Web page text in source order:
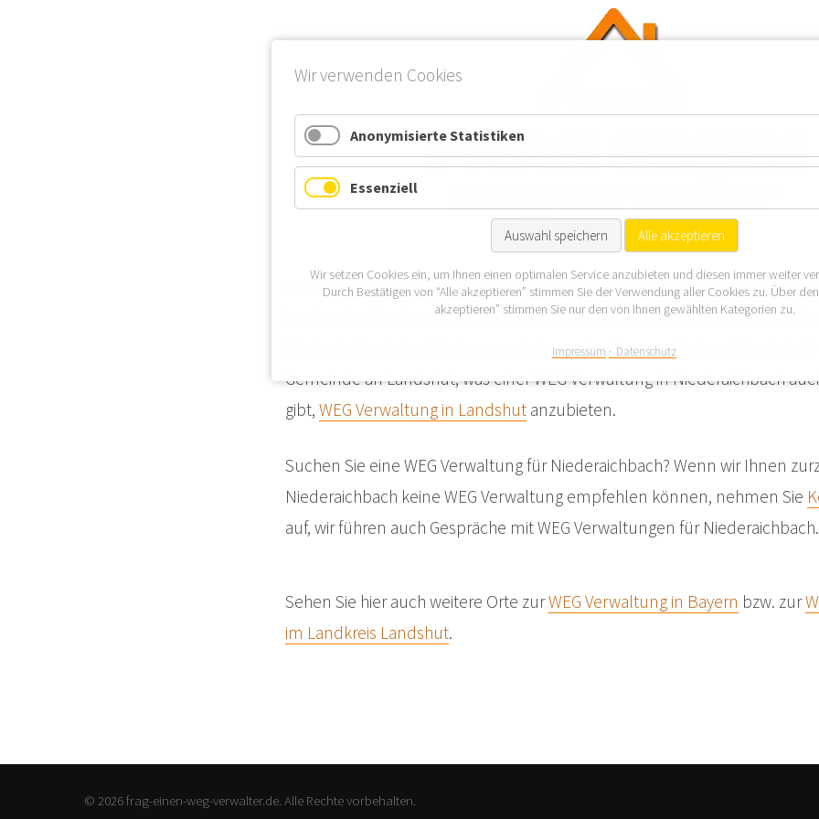
Niederaichbach liegt am Ostrand des Landkreises Landshut zum
Landau. Im Norden verlaufen die Isar und (etwas weiter nördlich) die
Niederaichbach. Im Westen, wo sich u. a. der Stausee Niederaichbach
Gemeinde an Landshut, was einer WEG Verwaltung in Niederaichbach
gibt, WEG Verwaltung in Landshut anzubieten.
Suchen Sie eine WEG Verwaltung für Niederaichbach? Wenn wir Ihnen
Niederaichbach keine WEG Verwaltung empfehlen können, nehmen Sie
auf, wir führen auch Gespräche mit WEG Verwaltungen für Niederaichbach.
Sehen Sie hier auch weitere Orte zurWEG Verwaltung in Bayern bzw. zur
im Landkreis Landshut.
© 2026 frag-einen-weg-verwalter.de. Alle Rechte vorbehalten.
Wir verwenden Cookies
Anonymisierte Statistiken
Essenziell
Auswahl speichern Alle akzeptieren
Wir setzen Cookies ein, um Ihnen einen optimalen Service anzubieten und diesen immer weiter
Durch Bestätigen von “Alle akzeptieren” stimmen Sie der Verwendung aller Cookies zu. Über
akzeptieren” stimmen Sie nur den von Ihnen gewählten Kategorien zu.
Impressum Datenschutz